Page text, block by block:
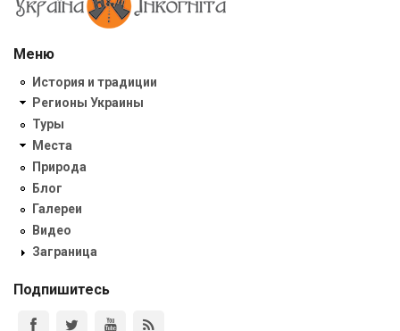
Меню
История и традиции
Регионы Украины
Туры
Места
Природа
Блог
Галереи
Видео
Заграница
Подпишитесь